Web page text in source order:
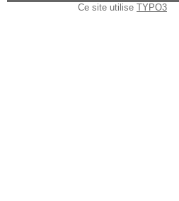
Ce site utilise TYPO3